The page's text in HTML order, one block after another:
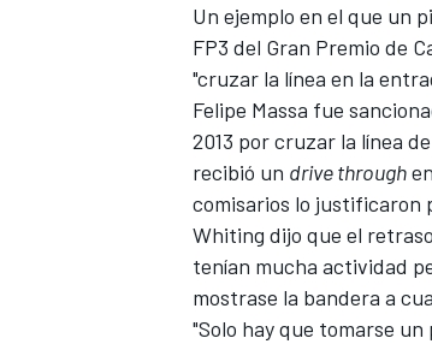
Un ejemplo en el que un
FP3 del Gran Premio de
"cruzar la línea en la
Felipe Massa fue
2013 por cruzar la línea
recibió un drive through
comisarios lo justificaron
Whiting dijo que el
tenían mucha actividad
mostrase la bandera a
"Solo hay que tomarse